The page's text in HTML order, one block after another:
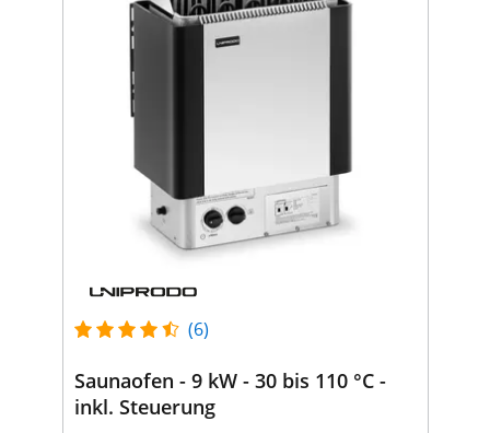
(6)
Saunaofen - 9 kW - 30 bis 110 °C -
inkl. Steuerung